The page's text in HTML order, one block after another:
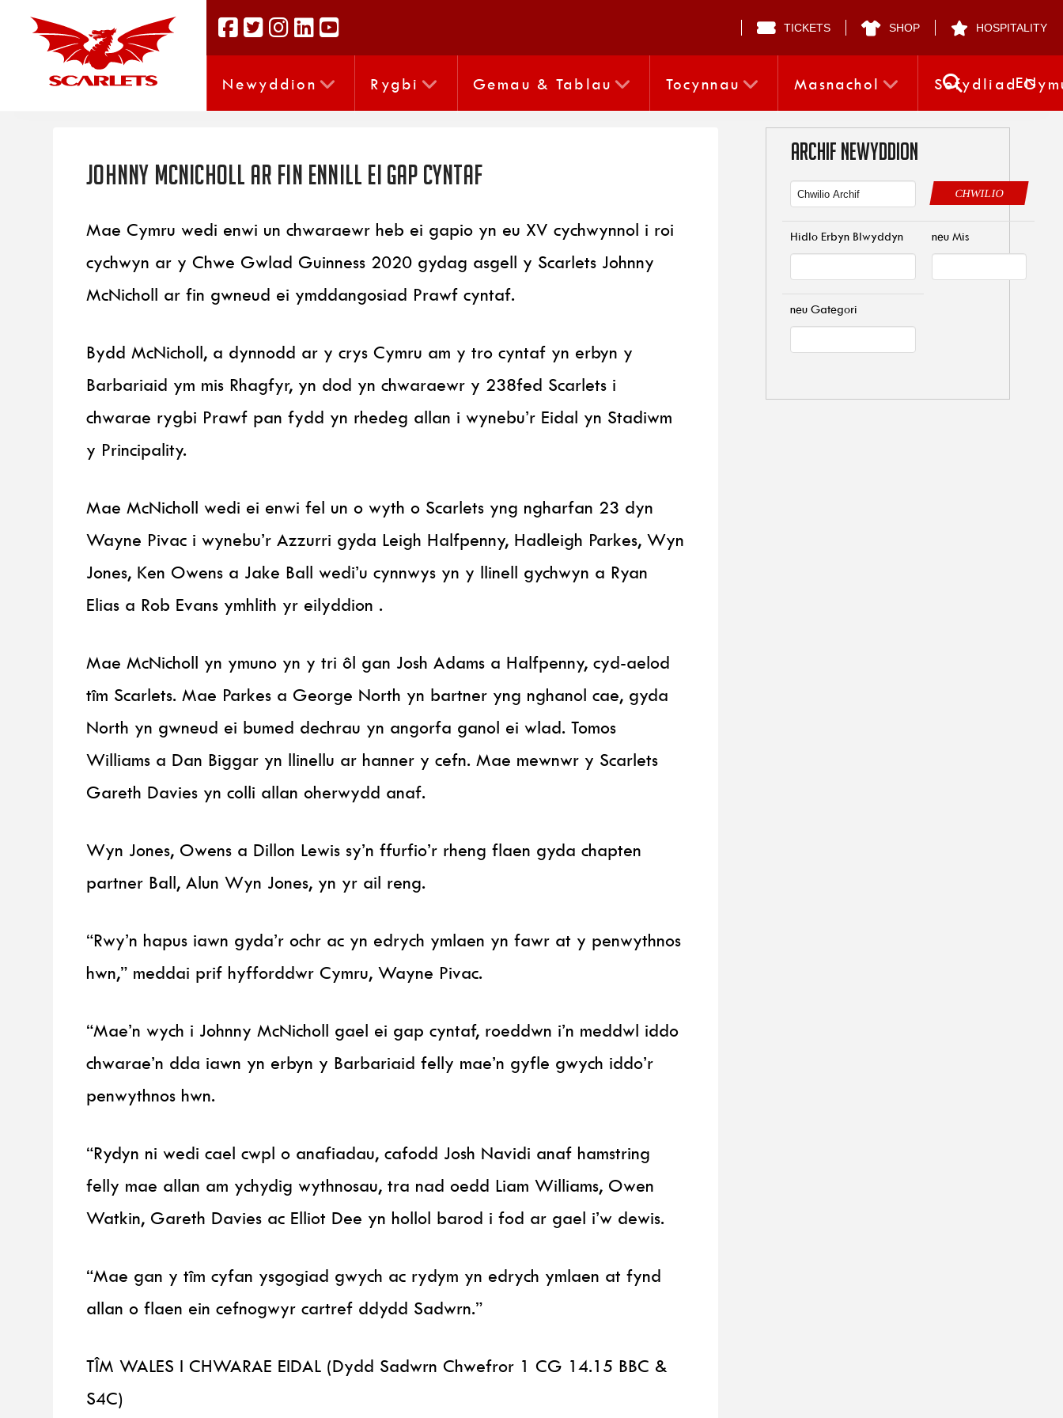
TICKETS SHOP HOSPITALITY
Newyddion Rygbi Gemau & Tablau Tocynnau Masnachol SefydliadEN
Johnny McNicholl ar fin ennill ei gap cyntaf
Mae Cymru wedi enwi un chwaraewr heb ei gapio yn eu XV cychwynnol i roi
cychwyn ar y Chwe Gwlad Guinness 2020 gydag asgell y Scarlets Johnny
McNicholl ar fin gwneud ei ymddangosiad Prawf cyntaf.
Bydd McNicholl, a dynnodd ar y crys Cymru am y tro cyntaf yn erbyn y
Barbariaid ym mis Rhagfyr, yn dod yn chwaraewr y 238fed Scarlets i
chwarae rygbi Prawf pan fydd yn rhedeg allan i wynebu’r Eidal yn Stadiwm
y Principality.
Mae McNicholl wedi ei enwi fel un o wyth o Scarlets yng ngharfan 23 dyn
Wayne Pivac i wynebu’r Azzurri gyda Leigh Halfpenny, Hadleigh Parkes, Wyn
Jones, Ken Owens a Jake Ball wedi’u cynnwys yn y llinell gychwyn a Ryan
Elias a Rob Evans ymhlith yr eilyddion .
Mae McNicholl yn ymuno yn y tri ôl gan Josh Adams a Halfpenny, cyd-aelod
tîm Scarlets. Mae Parkes a George North yn bartner yng nghanol cae, gyda
North yn gwneud ei bumed dechrau yn angorfa ganol ei wlad. Tomos
Williams a Dan Biggar yn llinellu ar hanner y cefn. Mae mewnwr y Scarlets
Gareth Davies yn colli allan oherwydd anaf.
Wyn Jones, Owens a Dillon Lewis sy’n ffurfio’r rheng flaen gyda chapten
partner Ball, Alun Wyn Jones, yn yr ail reng.
“Rwy’n hapus iawn gyda’r ochr ac yn edrych ymlaen yn fawr at y penwythnos
hwn,” meddai prif hyfforddwr Cymru, Wayne Pivac.
“Mae’n wych i Johnny McNicholl gael ei gap cyntaf, roeddwn i’n meddwl iddo
chwarae’n dda iawn yn erbyn y Barbariaid felly mae’n gyfle gwych iddo’r
penwythnos hwn.
“Rydyn ni wedi cael cwpl o anafiadau, cafodd Josh Navidi anaf hamstring
felly mae allan am ychydig wythnosau, tra nad oedd Liam Williams, Owen
Watkin, Gareth Davies ac Elliot Dee yn hollol barod i fod ar gael i’w dewis.
“Mae gan y tîm cyfan ysgogiad gwych ac rydym yn edrych ymlaen at fynd
allan o flaen ein cefnogwyr cartref ddydd Sadwrn.”
TÎM WALES I CHWARAE EIDAL (Dydd Sadwrn Chwefror 1 CG 14.15 BBC &
S4C)
ARCHIF NEWYDDION
CHWILIO
Hidlo Erbyn Blwyddyn neu Mis
neu Gategori